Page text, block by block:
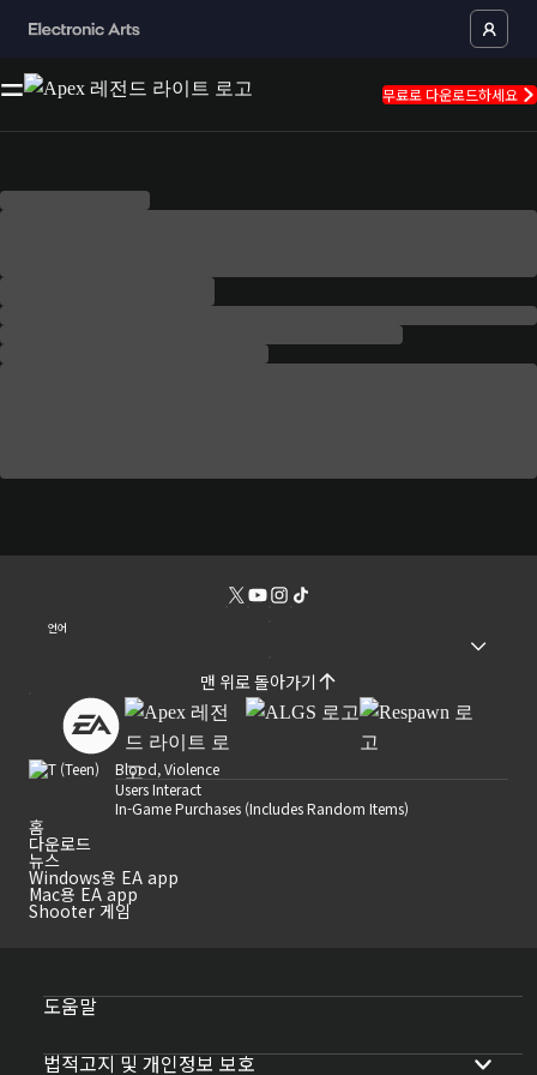
무료로 다운로드하세요
언어
맨 위로 돌아가기
Blood, Violence
Users Interact
In-Game Purchases (Includes Random Items)
홈
다운로드
뉴스
Windows용 EA app
Mac용 EA app
Shooter 게임
도움말
법적고지 및 개인정보 보호